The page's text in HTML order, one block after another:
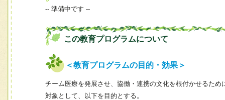
-- 準備中です --
この教育プログラムについて
＜教育プログラムの目的・効果＞
チーム医療を発展させ、協働・連携の文化を根付かせるた
対象として、以下を目的とする。